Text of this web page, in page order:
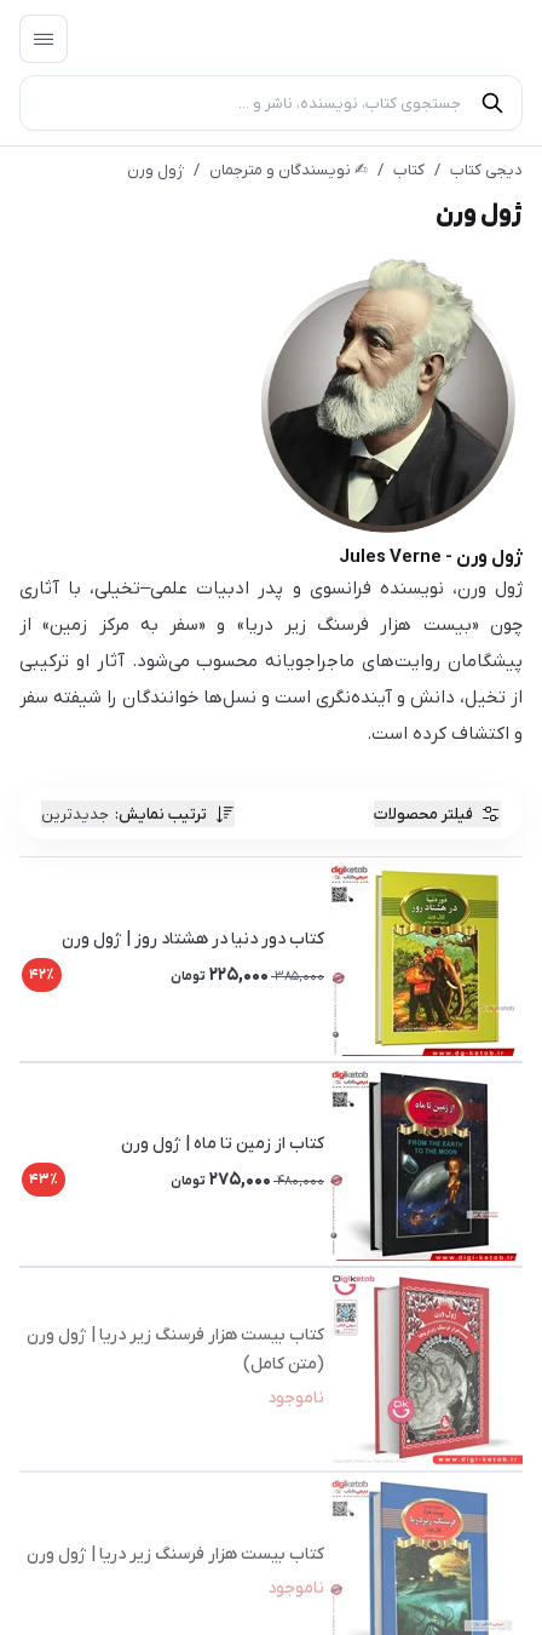
دیجی کتاب / کتاب / ✍︎ نویسندگان و مترجمان / ژول ورن
ژول ورن
ژول ورن - Jules Verne
ژول ورن، نویسنده فرانسوی و پدر ادبیات علمی‌–تخیلی، با آثاری
چون «بیست هزار فرسنگ زیر دریا» و «سفر به مرکز زمین» از
پیشگامان روایت‌های ماجراجویانه محسوب می‌شود. آثار او ترکیبی
از تخیل، دانش و آینده‌نگری است و نسل‌ها خوانندگان را شیفته سفر
و اکتشاف کرده است.
فیلتر محصولات ترتیب نمایش: جدیدترین
کتاب دور دنیا در هشتاد روز | ژول ورن
385,000
225,000 تومان 42٪
کتاب از زمین تا ماه | ژول ورن
480,000
275,000 تومان 43٪
کتاب بیست هزار فرسنگ زیر دریا | ژول ورن
(متن کامل)
ناموجود
کتاب بیست هزار فرسنگ زیر دریا | ژول ورن
ناموجود